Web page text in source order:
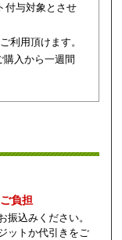
付与対象とさせ
利用頂けます。
購入から一週間
負担
振込みください。
ットか代引きをご